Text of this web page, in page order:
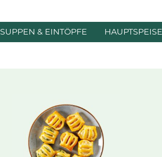
SUPPEN & EINTÖPFE